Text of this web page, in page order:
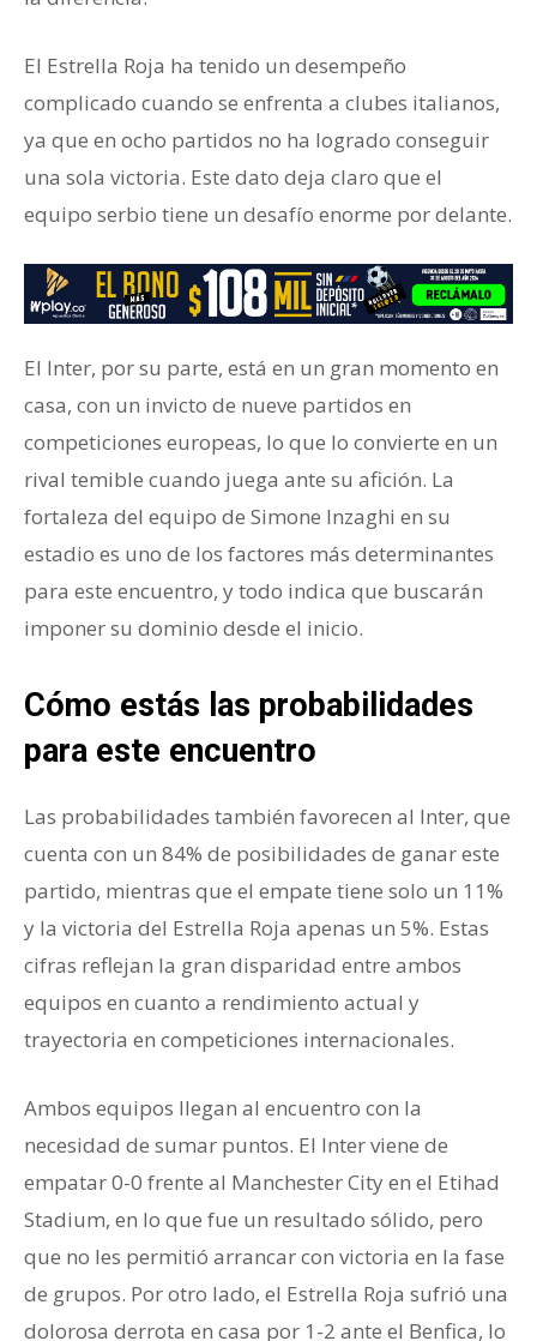
El Estrella Roja ha tenido un desempeño
complicado cuando se enfrenta a clubes italianos,
ya que en ocho partidos no ha logrado conseguir
una sola victoria. Este dato deja claro que el
equipo serbio tiene un desafío enorme por delante.
El Inter, por su parte, está en un gran momento en
casa, con un invicto de nueve partidos en
competiciones europeas, lo que lo convierte en un
rival temible cuando juega ante su afición. La
fortaleza del equipo de Simone Inzaghi en su
estadio es uno de los factores más determinantes
para este encuentro, y todo indica que buscarán
imponer su dominio desde el inicio.
Cómo estás las probabilidades
para este encuentro
Las probabilidades también favorecen al Inter, que
cuenta con un 84% de posibilidades de ganar este
partido, mientras que el empate tiene solo un 11%
y la victoria del Estrella Roja apenas un 5%. Estas
cifras reflejan la gran disparidad entre ambos
equipos en cuanto a rendimiento actual y
trayectoria en competiciones internacionales.
Ambos equipos llegan al encuentro con la
necesidad de sumar puntos. El Inter viene de
empatar 0-0 frente al Manchester City en el Etihad
Stadium, en lo que fue un resultado sólido, pero
que no les permitió arrancar con victoria en la fase
de grupos. Por otro lado, el Estrella Roja sufrió una
dolorosa derrota en casa por 1-2 ante el Benfica, lo